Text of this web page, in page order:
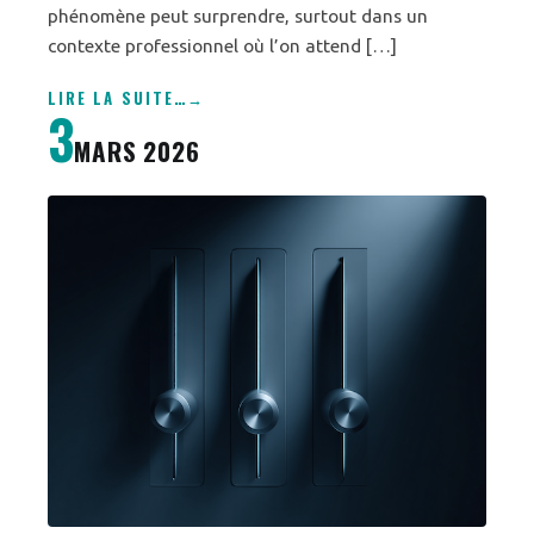
phénomène peut surprendre, surtout dans un
contexte professionnel où l’on attend […]
LIRE LA SUITE…
3MARS 2026